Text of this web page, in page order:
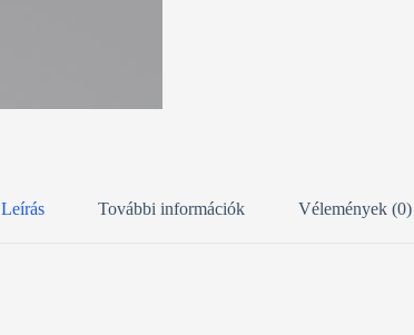
Leírás További információk Vélemények (0)